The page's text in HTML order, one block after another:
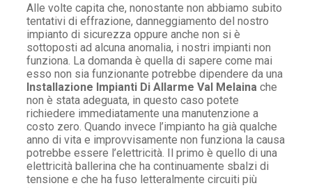
Alle volte capita che, nonostante non abbiamo subito
tentativi di effrazione, danneggiamento del nostro
impianto di sicurezza oppure anche non si è
sottoposti ad alcuna anomalia, i nostri impianti non
funziona. La domanda è quella di sapere come mai
esso non sia funzionante potrebbe dipendere da una
Installazione Impianti Di Allarme Val Melaina che
non è stata adeguata, in questo caso potete
richiedere immediatamente una manutenzione a
costo zero. Quando invece l’impianto ha già qualche
anno di vita e improvvisamente non funziona la causa
potrebbe essere l’elettricità. Il primo è quello di una
elettricità ballerina che ha continuamente sbalzi di
tensione e che ha fuso letteralmente circuiti più